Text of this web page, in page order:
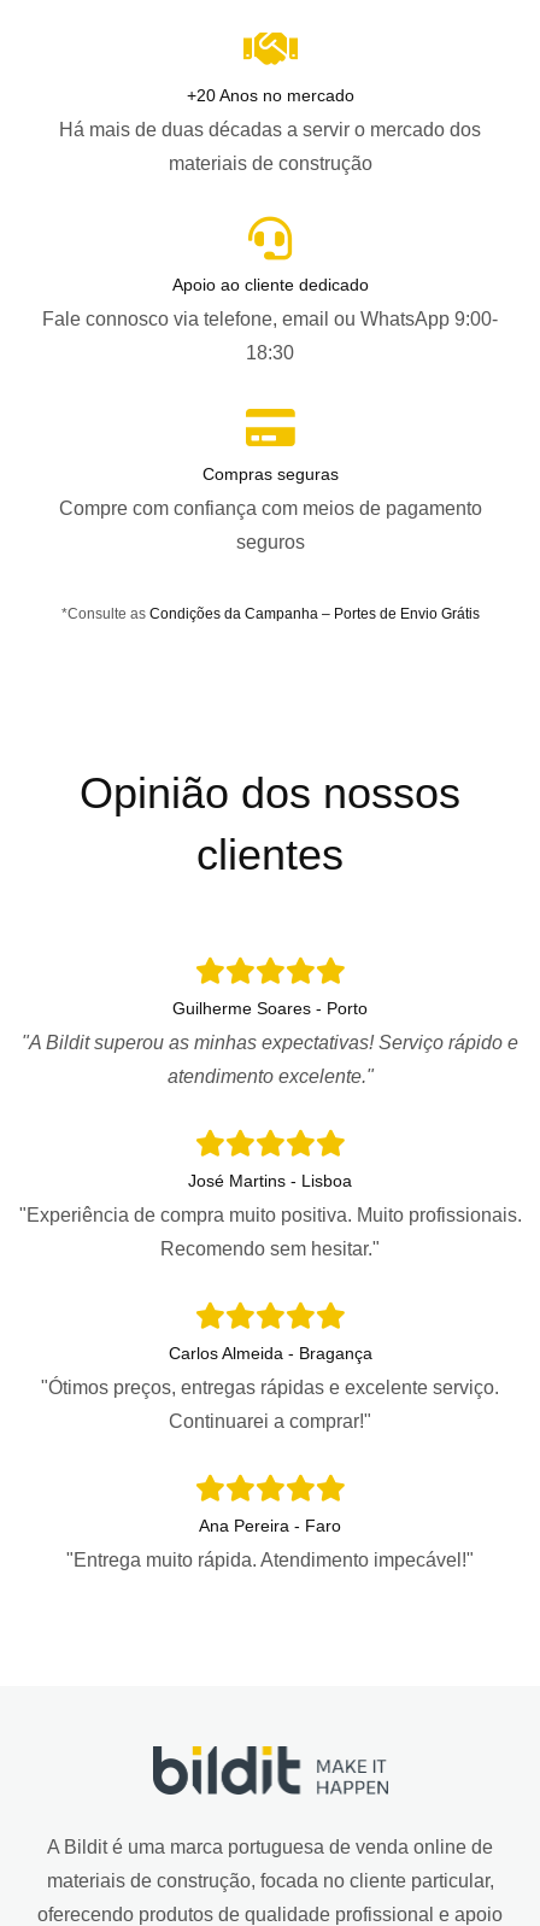
+20 Anos no mercado
Há mais de duas décadas a servir o mercado dos
materiais de construção
Apoio ao cliente dedicado
Fale connosco via telefone, email ou WhatsApp 9:00-
18:30
Compras seguras
Compre com confiança com meios de pagamento
seguros
*Consulte as Condições da Campanha – Portes de Envio Grátis
Opinião dos nossos
clientes
Guilherme Soares - Porto
"A Bildit superou as minhas expectativas! Serviço rápido e
atendimento excelente."
José Martins - Lisboa
"Experiência de compra muito positiva. Muito profissionais.
Recomendo sem hesitar."
Carlos Almeida - Bragança
"Ótimos preços, entregas rápidas e excelente serviço.
Continuarei a comprar!"
Ana Pereira - Faro
"Entrega muito rápida. Atendimento impecável!"
A Bildit é uma marca portuguesa de venda online de
materiais de construção, focada no cliente particular,
oferecendo produtos de qualidade profissional e apoio